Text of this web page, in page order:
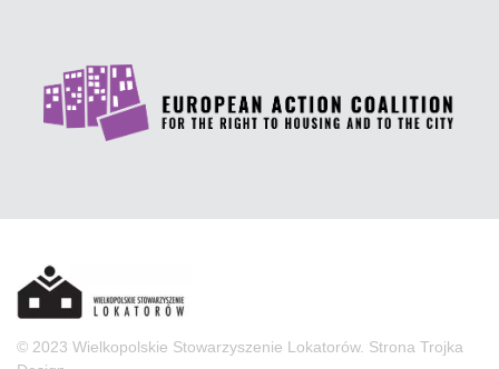
© 2023 Wielkopolskie Stowarzyszenie Lokatorów. Strona Trojka